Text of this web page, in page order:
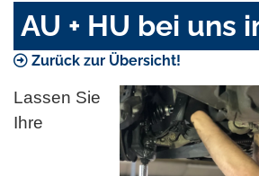
AU + HU bei uns
Zurück zur Übersicht!
Lassen Sie
Ihre